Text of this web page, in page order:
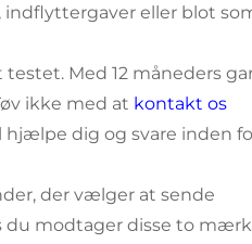
eller blot
Med 12 måneders
ikke med at kontakt os
hjælpe dig og svare inden
der vælger at sende
du modtager disse to